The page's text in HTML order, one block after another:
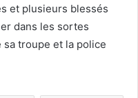
et plusieurs blessés
dans les sortes
sa troupe et la police